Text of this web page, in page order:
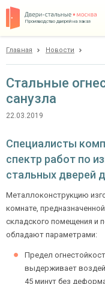
Производство дверей на заказ
Доставка
Галерея
Акции
Покупателям
О компании
Контакты
Главная Новости
Стальные
санузла
22.03.2019
Специалисты
спектр работ по
стальных дверей
Металлоконструкцию
комнате,
складского помещения и
обладают параметрами:
Предел
выдерживает
45 минут без